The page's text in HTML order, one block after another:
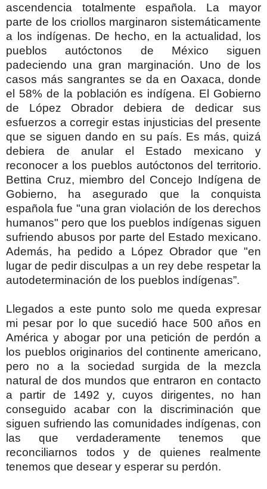
ascendencia totalmente española. La mayor
parte de los criollos marginaron sistemáticamente
a los indígenas. De hecho, en la actualidad, los
pueblos autóctonos de México siguen
padeciendo una gran marginación. Uno de los
casos más sangrantes se da en Oaxaca, donde
el 58% de la población es indígena. El Gobierno
de López Obrador debiera de dedicar sus
esfuerzos a corregir estas injusticias del presente
que se siguen dando en su país. Es más, quizá
debiera de anular el Estado mexicano y
reconocer a los pueblos autóctonos del territorio.
Bettina Cruz, miembro del Concejo Indígena de
Gobierno, ha asegurado que la conquista
española fue "una gran violación de los derechos
humanos" pero que los pueblos indígenas siguen
sufriendo abusos por parte del Estado mexicano.
Además, ha pedido a López Obrador que "en
lugar de pedir disculpas a un rey debe respetar la
autodeterminación de los pueblos indígenas”.
Llegados a este punto solo me queda expresar
mi pesar por lo que sucedió hace 500 años en
América y abogar por una petición de perdón a
los pueblos originarios del continente americano,
pero no a la sociedad surgida de la mezcla
natural de dos mundos que entraron en contacto
a partir de 1492 y, cuyos dirigentes, no han
conseguido acabar con la discriminación que
siguen sufriendo las comunidades indígenas, con
las que verdaderamente tenemos que
reconciliarnos todos y de quienes realmente
tenemos que desear y esperar su perdón.